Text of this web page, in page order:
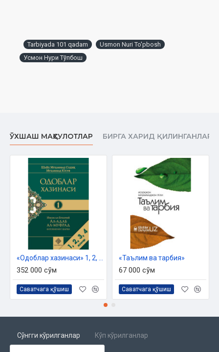
Tarbiyada 101 qadam
Usmon Nuri To'pbosh
Усмон Нури Тўпбош
ЎХШАШ МАҲСУЛОТЛАР БИРГА ХАРИД ҚИЛИНГАНЛАР
352 000 сўм
Саватчага қўшиш
«Таълим ва тарбия»
67 000 сўм
Саватчага қўшиш
Сўнгги кўрилганлар Кўп кўрилганлар